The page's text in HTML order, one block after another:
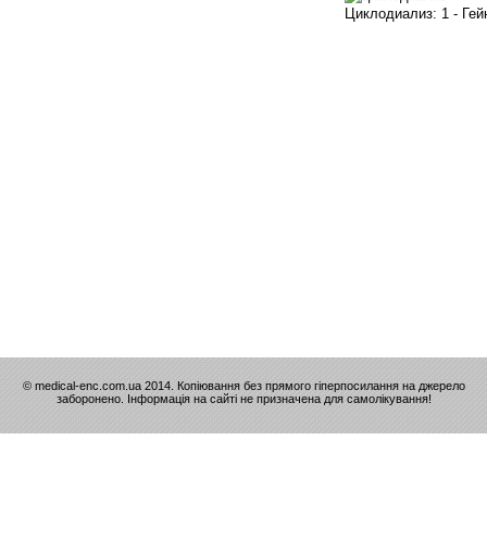
Циклодиализ: 1 -
© medical-enc.com.ua 2014. Копіювання без прямого гіперпосилання на джерело
заборонено. Інформація на сайті не призначена для самолікування!